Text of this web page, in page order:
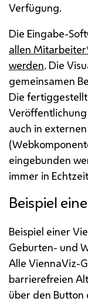
Verfügung.
Die Eingabe-
allen
werden. Die
gemeinsamen
Die
auch in
eingebunden
immer in
Beispiel
Beispiel einer
Geburten- und
Alle ViennaViz-
barrierefreien
über den Button